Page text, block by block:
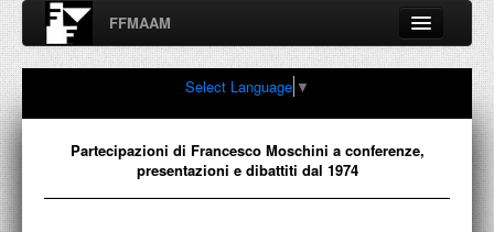
FFMAAM
Fondo Francesco Moschini
A.A.M. Architettura Arte Moderna
Percorsi, nodi, sconfinamenti e contaminazioni tra Arte,
Select Language ▼
Partecipazioni di Francesco Moschini a conferenze,
presentazioni e dibattiti dal 1974